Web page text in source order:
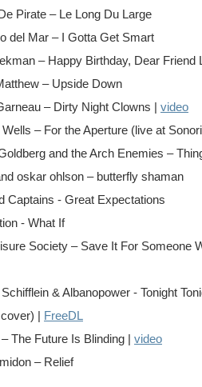
Pirate – Le Long Du Large
del Mar – I Gotta Get Smart
– Happy Birthday, Dear Friend
– Upside Down
– Dirty Night Clowns | video
Wells – For the Aperture (live at
and the Arch Enemies –
oskar ohlson – butterfly shaman
Captains - Great Expectations
- What If
Society – Save It For Someone
& Albanopower - Tonight
| FreeDL
The Future Is Blinding | video
– Relief